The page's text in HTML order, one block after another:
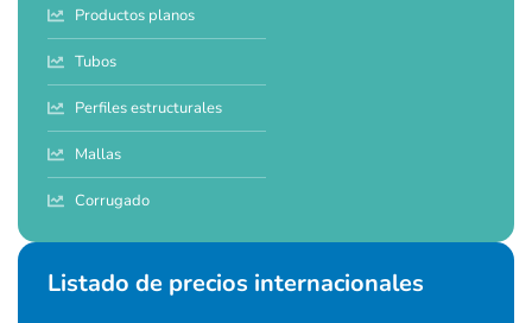
Productos planos
Tubos
Perfiles estructurales
Mallas
Corrugado
Listado de precios internacionales